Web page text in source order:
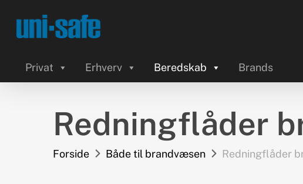
main
Privat Erhverv Beredskab Brands
Redningflåder
Forside Både til brandvæsen Redningflåder